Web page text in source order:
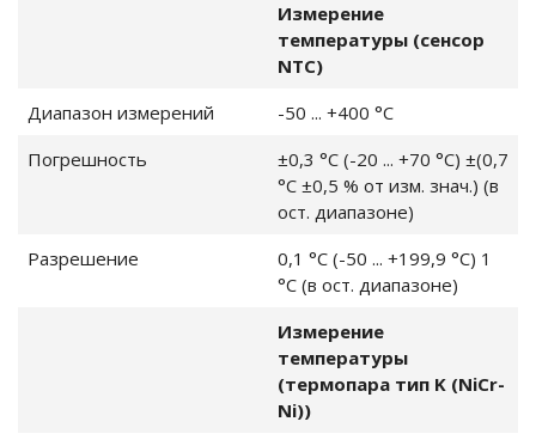
Измерение
температуры (сенсор
NTC)
Диапазон измерений
-50 ... +400 °C
Погрешность
±0,3 °C (-20 ... +70 °C) ±(0,7
°C ±0,5 % от изм. знач.) (в
ост. диапазоне)
Разрешение
0,1 °C (-50 ... +199,9 °C) 1
°C (в ост. диапазоне)
Измерение
температуры
(термопара тип K (NiCr-
Ni))